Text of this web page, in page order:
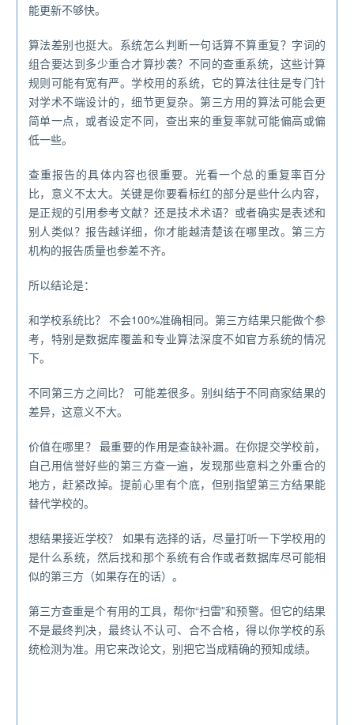
能更新不够快。
算法差别也挺大。系统怎么判断一句话算不算重复？字词的
组合要达到多少重合才算抄袭？不同的查重系统，这些计算
规则可能有宽有严。学校用的系统，它的算法往往是专门针
对学术不端设计的，细节更复杂。第三方用的算法可能会更
简单一点，或者设定不同，查出来的重复率就可能偏高或偏
低一些。
查重报告的具体内容也很重要。光看一个总的重复率百分
比，意义不太大。关键是你要看标红的部分是些什么内容，
是正规的引用参考文献？还是技术术语？或者确实是表述和
别人类似？报告越详细，你才能越清楚该在哪里改。第三方
机构的报告质量也参差不齐。
所以结论是：
和学校系统比？ 不会100%准确相同。第三方结果只能做个参
考，特别是数据库覆盖和专业算法深度不如官方系统的情况
下。
不同第三方之间比？ 可能差很多。别纠结于不同商家结果的
差异，这意义不大。
价值在哪里？ 最重要的作用是查缺补漏。在你提交学校前，
自己用信誉好些的第三方查一遍，发现那些意料之外重合的
地方，赶紧改掉。提前心里有个底，但别指望第三方结果能
替代学校的。
想结果接近学校？ 如果有选择的话，尽量打听一下学校用的
是什么系统，然后找和那个系统有合作或者数据库尽可能相
似的第三方（如果存在的话）。
第三方查重是个有用的工具，帮你“扫雷”和预警。但它的结果
不是最终判决，最终认不认可、合不合格，得以你学校的系
统检测为准。用它来改论文，别把它当成精确的预知成绩。